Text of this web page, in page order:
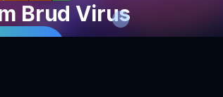
Brud Virus